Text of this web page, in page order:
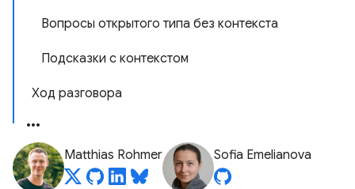
Вопросы открытого типа без контекста
Подсказки с контекстом
Ход разговора
Matthias Rohmer Sofia Emelianova